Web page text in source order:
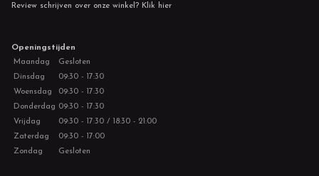
Review schrijven over onze winkel? Klik hier
Openingstijden
Maandag
Gesloten
Dinsdag
09:30 - 17:30
Woensdag
09:30 - 17:30
Donderdag 09:30 - 17:30
Vrijdag
09:30 - 17:30 / 18:30 - 21:00
Zaterdag
09:30 - 17:00
Zondag
Gesloten